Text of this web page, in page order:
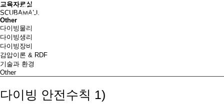
교육자료실
SCUBAMALL
Other
다이빙물리
다이빙생리
다이빙장비
감압이론 & RDF
기술과 환경
Other
다이빙 안전수칙 1)